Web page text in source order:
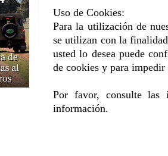
Uso de Cookies:
Para la utilización de
se utilizan con la
usted lo desea puede
de cookies y para
Por favor, consulte las
información.